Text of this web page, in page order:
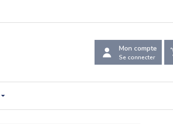
Mon compte
Se connecter